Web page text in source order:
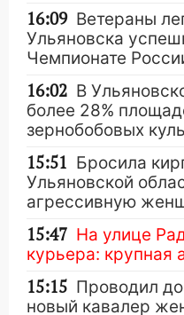
16:09 Ветераны
Ульяновска
Чемпионате
16:02 В
более 28%
зернобобовых
15:51 Бросила
Ульяновской
агрессивную
15:47 На улице
курьера: крупная
15:15 Проводил
новый кавалер